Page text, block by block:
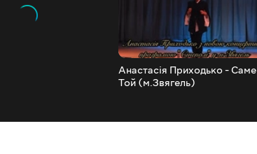
Анастасія Приходько - Саме
Той (м.Звягель)